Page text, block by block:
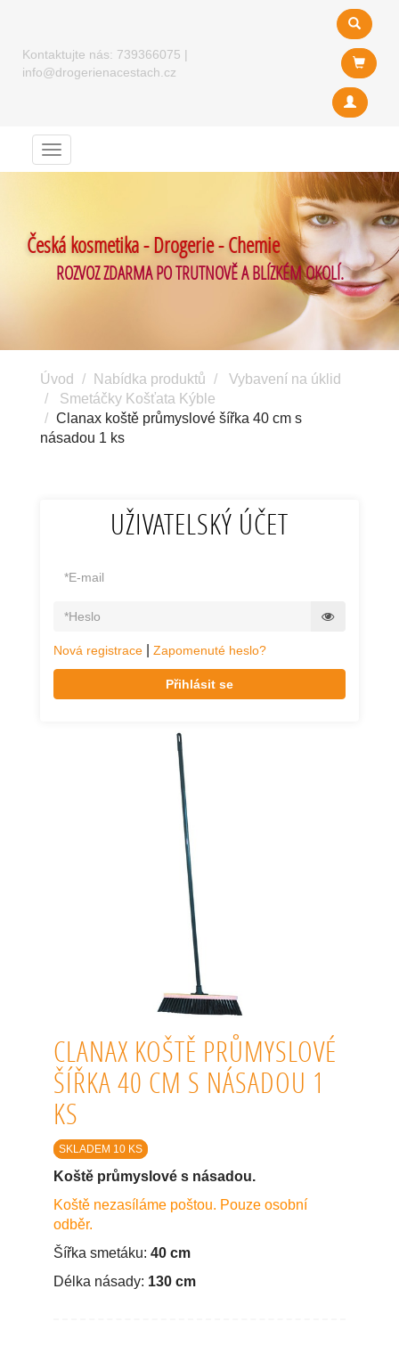
Kontaktujte nás: 739366075 |
info@drogerienacestach.cz
Menu
Česká kosmetika - Drogerie - Chemie
ROZVOZ ZDARMA PO TRUTNOVĚ A BLÍZKÉM OKOLÍ.
Úvod Nabídka produktů
Vybavení na úklid
Smetáčky Košťata Kýble
Clanax koště průmyslové šířka 40 cm s
násadou 1 ks
UŽIVATELSKÝ ÚČET
Nová registrace Zapomenuté heslo?
Přihlásit se
CLANAX KOŠTĚ PRŮMYSLOVÉ
ŠÍŘKA 40 CM S NÁSADOU 1
KS
SKLADEM 10 KS
Koště průmyslové s násadou.
Koště nezasíláme poštou. Pouze osobní
odběr.
Šířka smetáku: 40 cm
Délka násady: 130 cm